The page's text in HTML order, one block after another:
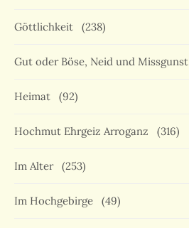
Göttlichkeit (238)
Gut oder Böse, Neid und Missgunst
Heimat (92)
Hochmut Ehrgeiz Arroganz (316)
Im Alter (253)
Im Hochgebirge (49)